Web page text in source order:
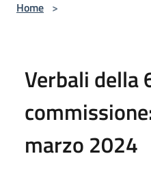
Home >
Verbali della
marzo 2024